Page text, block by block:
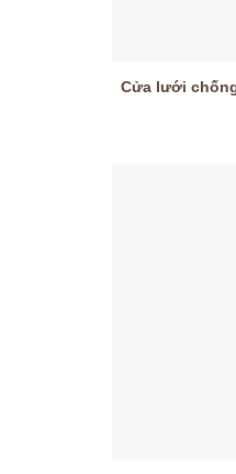
Cửa lưới